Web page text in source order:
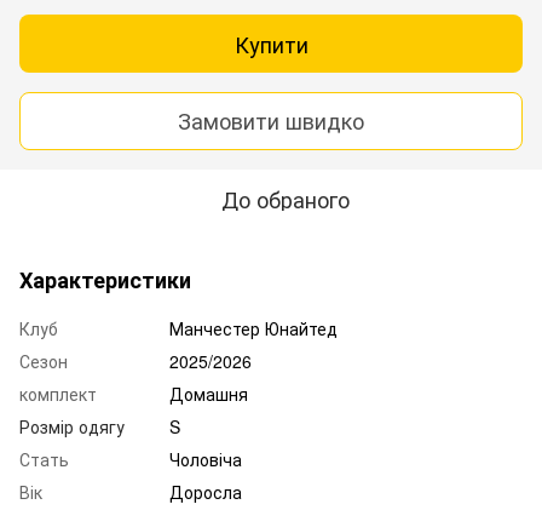
Купити
Замовити швидко
До обраного
Характеристики
Клуб
Манчестер Юнайтед
Сезон
2025/2026
комплект
Домашня
Розмір одягу
S
Стать
Чоловіча
Вік
Доросла